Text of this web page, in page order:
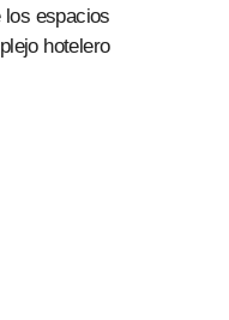
los espacios
hotelero